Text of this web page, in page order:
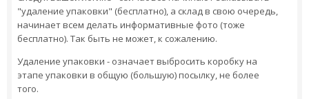
"удаление упаковки" (бесплатно), а склад в свою очередь,
начинает всем делать информативные фото (тоже
бесплатно). Так быть не может, к сожалению.
Удаление упаковки - означает выбросить коробку на
этапе упаковки в общую (большую) посылку, не более
того.